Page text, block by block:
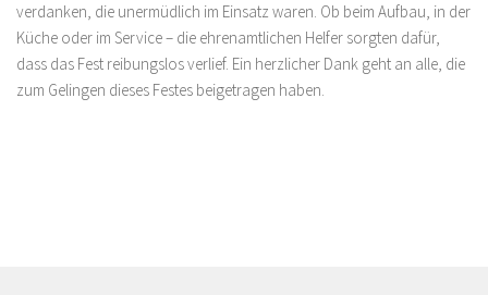
verdanken, die unermüdlich im Einsatz waren. Ob beim Aufbau, in der
Küche oder im Service – die ehrenamtlichen Helfer sorgten dafür,
dass das Fest reibungslos verlief. Ein herzlicher Dank geht an alle, die
zum Gelingen dieses Festes beigetragen haben.